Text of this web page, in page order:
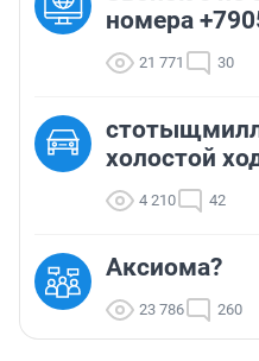
номера
21 771 30
холостой
4 210 42
Аксиома?
23 786 260